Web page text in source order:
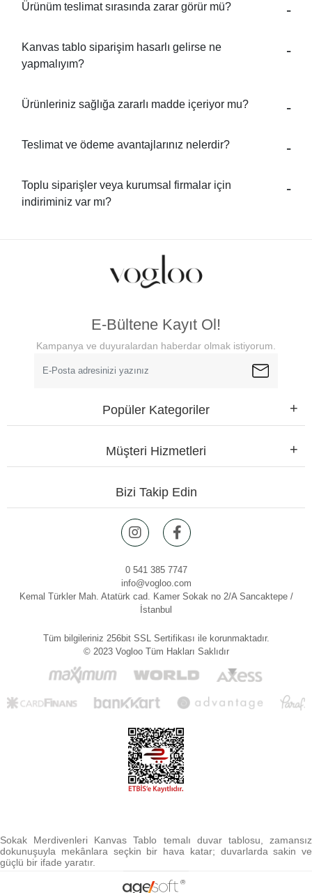
Ürünüm teslimat sırasında zarar görür mü?
Kanvas tablo siparişim hasarlı gelirse ne
yapmalıyım?
Ürünleriniz sağlığa zararlı madde içeriyor mu?
Teslimat ve ödeme avantajlarınız nelerdir?
Toplu siparişler veya kurumsal firmalar için
indiriminiz var mı?
E-Bültene Kayıt Ol!
Kampanya ve duyuralardan haberdar olmak istiyorum.
Popüler Kategoriler
Müşteri Hizmetleri
Bizi Takip Edin
0 541 385 7747
info@vogloo.com
Kemal Türkler Mah. Atatürk cad. Kamer Sokak no 2/A Sancaktepe /
İstanbul
Tüm bilgileriniz 256bit SSL Sertifikası ile korunmaktadır.
© 2023 Vogloo Tüm Hakları Saklıdır
Sokak Merdivenleri Kanvas Tablo temalı duvar tablosu, zamansız
dokunuşuyla mekânlara seçkin bir hava katar; duvarlarda sakin ve
güçlü bir ifade yaratır.